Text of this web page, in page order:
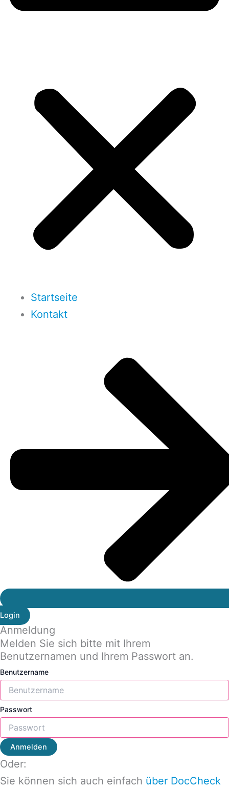
Startseite
Kontakt
Login
Anmeldung
Melden Sie sich bitte mit Ihrem
Benutzernamen und Ihrem Passwort an.
Benutzername
Passwort
Anmelden
Oder:
Sie können sich auch einfach über DocCheck